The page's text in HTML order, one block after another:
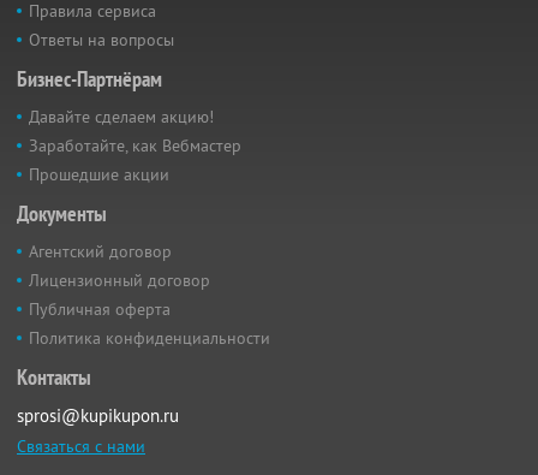
Правила сервиса
Ответы на вопросы
Бизнес-Партнёрам
Давайте сделаем акцию!
Заработайте, как Вебмастер
Прошедшие акции
Документы
Агентский договор
Лицензионный договор
Публичная оферта
Политика конфиденциальности
Контакты
sprosi@kupikupon.ru
Связаться с нами